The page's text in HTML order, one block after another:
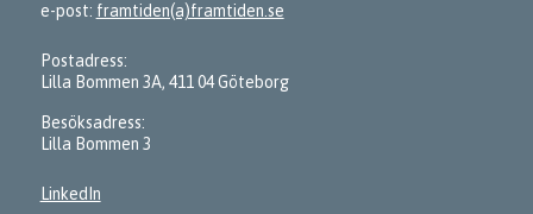
e-post: framtiden(a)framtiden.se
Postadress:
Lilla Bommen 3A, 411 04 Göteborg
Besöksadress:
Lilla Bommen 3
LinkedIn